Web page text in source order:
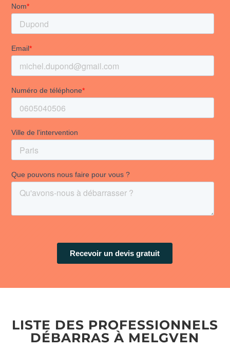
LISTE DES PROFESSIONNELS
DÉBARRAS À MELGVEN